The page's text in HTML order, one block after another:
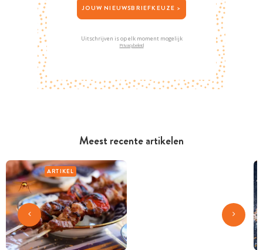
Meest recente artikelen
ARTIKEL
JOUW NIEUWSBRIEFKEUZE >
Uitschrijven is op elk moment mogelijk
Privacybeleid